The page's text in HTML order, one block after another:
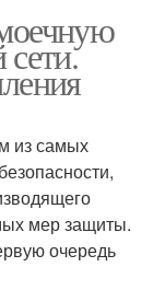
из самых
мер защиты.
очередь